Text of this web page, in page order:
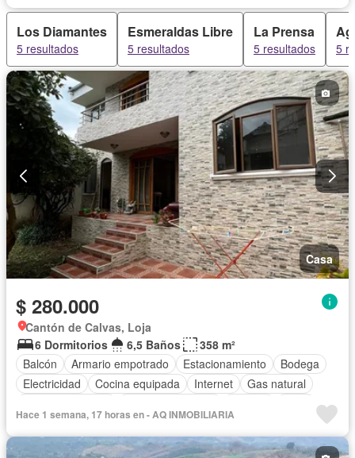
Los Diamantes
5 resultados
Esmeraldas Libre
5 resultados
La Prensa
5 resultados 5
Casa
$ 280.000
Cantón de Calvas, Loja
6 Dormitorios
6,5 Baños
358 m²
Balcón
Armario empotrado Estacionamiento
Bodega
Electricidad
Cocina equipada Internet
Gas natural
Patio
Área para niños
Conserje
Acceso para personas con discapacidad
Jardín
Parrilla
Hace 1 semana, 17 horas en - AQ INMOBILIARIA